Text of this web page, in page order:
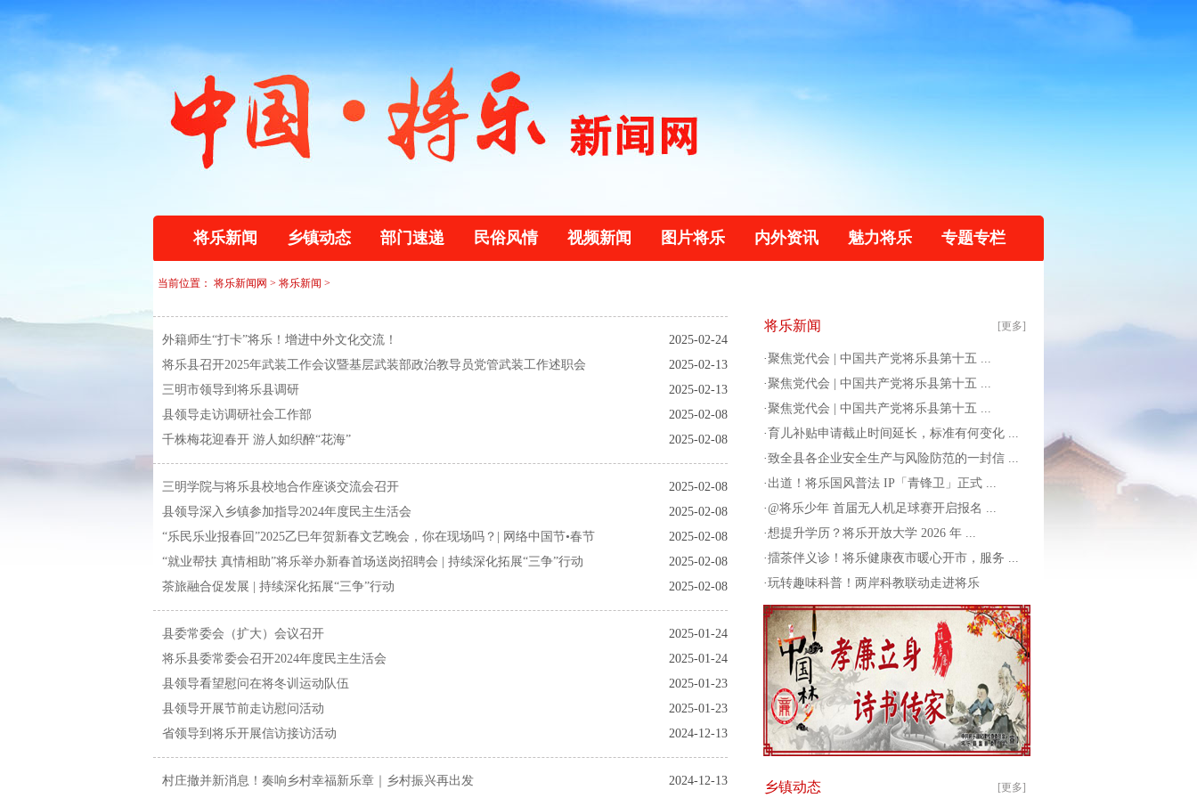
将乐新闻 乡镇动态 部门速递 民俗风情 视频新闻 图片将乐 内外资讯 魅力将乐 专题专栏
当前位置： 将乐新闻网 > 将乐新闻 >
2025-02-24
外籍师生“打卡”将乐！增进中外文化交流！
2025-02-13
将乐县召开2025年武装工作会议暨基层武装部政治教导员党管武装工作述职会
2025-02-13
三明市领导到将乐县调研
2025-02-08
县领导走访调研社会工作部
2025-02-08
千株梅花迎春开 游人如织醉“花海”
2025-02-08
三明学院与将乐县校地合作座谈交流会召开
2025-02-08
县领导深入乡镇参加指导2024年度民主生活会
2025-02-08
“乐民乐业报春回”2025乙巳年贺新春文艺晚会，你在现场吗？| 网络中国节•春节
2025-02-08
“就业帮扶 真情相助”将乐举办新春首场送岗招聘会 | 持续深化拓展“三争”行动
2025-02-08
茶旅融合促发展 | 持续深化拓展“三争”行动
2025-01-24
县委常委会（扩大）会议召开
2025-01-24
将乐县委常委会召开2024年度民主生活会
2025-01-23
县领导看望慰问在将冬训运动队伍
2025-01-23
县领导开展节前走访慰问活动
2024-12-13
省领导到将乐开展信访接访活动
2024-12-13
村庄撤并新消息！奏响乡村幸福新乐章｜乡村振兴再出发
[更多]
将乐新闻
·聚焦党代会 | 中国共产党将乐县第十五 ...
·聚焦党代会 | 中国共产党将乐县第十五 ...
·聚焦党代会 | 中国共产党将乐县第十五 ...
· 育儿补贴申请截止时间延长，标准有何变化 ...
·致全县各企业安全生产与风险防范的一封信 ...
· 出道！将乐国风普法 IP「青锋卫」正式 ...
·@将乐少年 首届无人机足球赛开启报名 ...
·想提升学历？将乐开放大学 2026 年 ...
·擂茶伴义诊！将乐健康夜市暖心开市，服务 ...
·玩转趣味科普！两岸科教联动走进将乐
[更多]
乡镇动态